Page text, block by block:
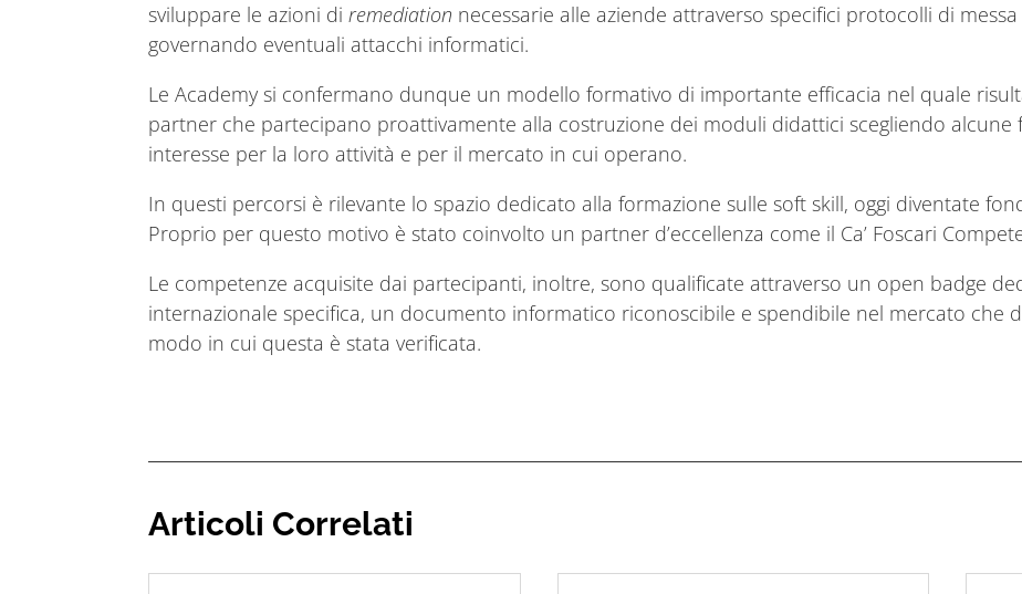
sviluppare le azioni diremediation necessarie alle aziende attraverso specifici protocolli di
governando eventuali attacchi informatici.
Le Academy si confermano dunque un modello formativo di importante efficacia nel quale
partner che partecipano proattivamente alla costruzione dei moduli didattici scegliendo alcune
interesse per la loro attività e per il mercato in cui operano.
In questi percorsi è rilevante lo spazio dedicato alla formazione sulle soft skill, oggi diventate
Proprio per questo motivo è stato coinvolto un partner d’eccellenza come il Ca’ Foscari
Le competenze acquisite dai partecipanti, inoltre, sono qualificate attraverso un open badge
internazionale specifica, un documento informatico riconoscibile e spendibile nel mercato che
modo in cui questa è stata verificata.
Articoli Correlati